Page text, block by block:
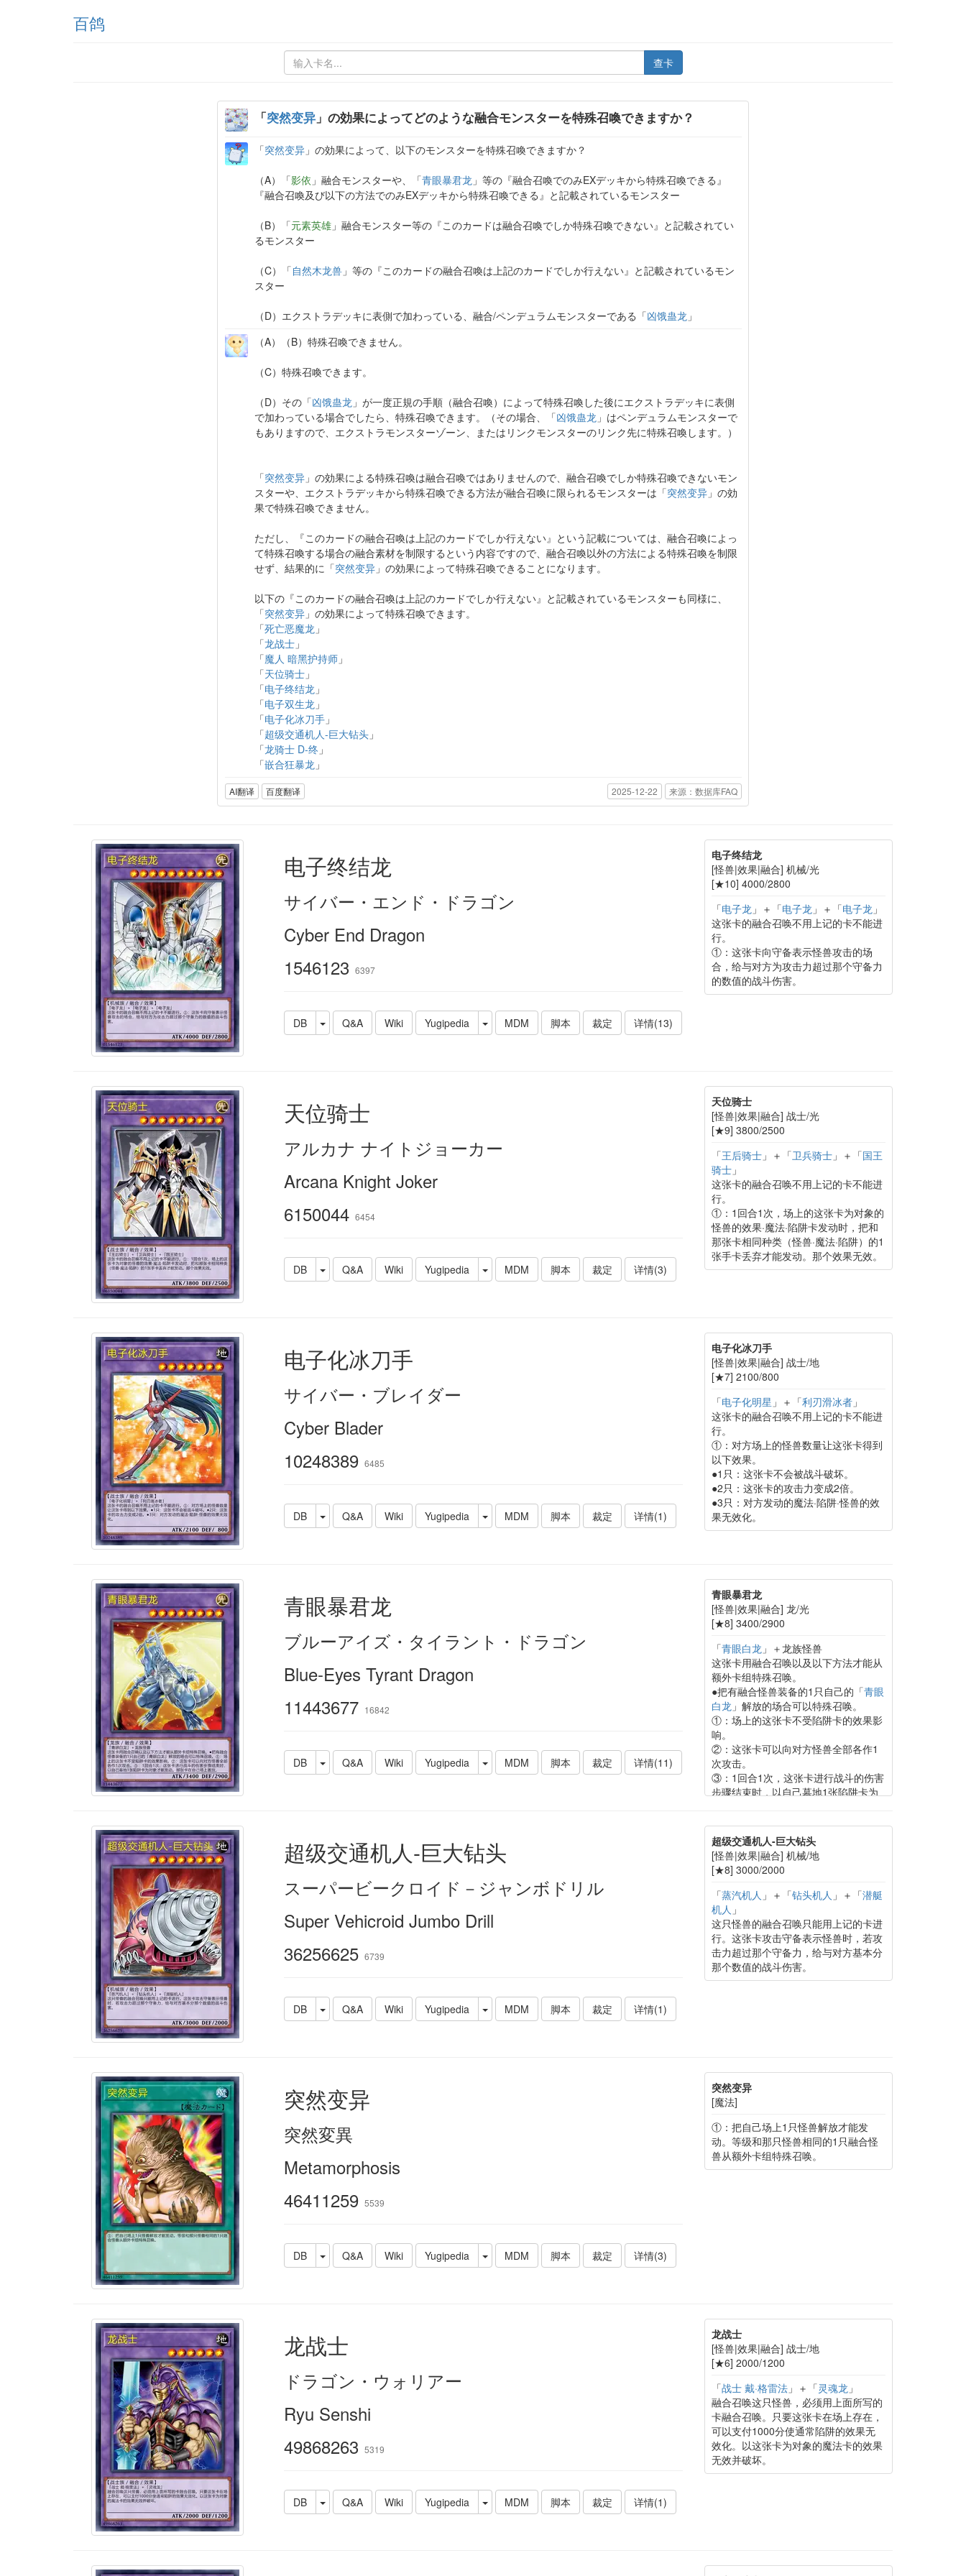
百鸽
查卡
「突然变异 」の効果によってどのような融合モンスターを特殊召喚できますか？
「突然变异 」の効果によって、以下のモンスターを特殊召喚できますか？
（A）「影依 」融合モンスターや、「青眼暴君龙 」等の『融合召喚でのみEXデッキから特殊召喚できる』
『融合召喚及び以下の方法でのみEXデッキから特殊召喚できる』と記載されているモンスター
（B）「元素英雄 」融合モンスター等の『このカードは融合召喚でしか特殊召喚できない』と記載されてい
るモンスター
（C）「自然木龙兽 」等の『このカードの融合召喚は上記のカードでしか行えない』と記載されているモン
スター
（D）エクストラデッキに表側で加わっている、融合/ペンデュラムモンスターである「凶饿蛊龙 」
（A）（B）特殊召喚できません。
（C）特殊召喚できます。
（D）その「凶饿蛊龙 」が一度正規の手順（融合召喚）によって特殊召喚した後にエクストラデッキに表側
で加わっている場合でしたら、特殊召喚できます。（その場合、「凶饿蛊龙 」はペンデュラムモンスターで
もありますので、エクストラモンスターゾーン、またはリンクモンスターのリンク先に特殊召喚します。）
「突然变异 」の効果による特殊召喚は融合召喚ではありませんので、融合召喚でしか特殊召喚できないモン
スターや、エクストラデッキから特殊召喚できる方法が融合召喚に限られるモンスターは「突然变异 」の効
果で特殊召喚できません。
ただし、『このカードの融合召喚は上記のカードでしか行えない』という記載については、融合召喚によっ
て特殊召喚する場合の融合素材を制限するという内容ですので、融合召喚以外の方法による特殊召喚を制限
せず、結果的に「突然变异 」の効果によって特殊召喚できることになります。
以下の『このカードの融合召喚は上記のカードでしか行えない』と記載されているモンスターも同様に、
「突然变异 」の効果によって特殊召喚できます。
「死亡恶魔龙 」
「龙战士 」
「魔人 暗黑护持师 」
「天位骑士 」
「电子终结龙 」
「电子双生龙 」
「电子化冰刀手 」
「超级交通机人-巨大钻头 」
「龙骑士 D-终 」
「嵌合狂暴龙 」
AI翻译 百度翻译 2025-12-22 来源：数据库FAQ
电子终结龙
サイバー・エンド・ドラゴン
Cyber End Dragon
1546123 6397
DB Q&A Wiki Yugipedia MDM 脚本 裁定 详情(13)
电子终结龙
[怪兽|效果|融合] 机械/光
[★10] 4000/2800
「电子龙 」＋「电子龙 」＋「电子龙 」
这张卡的融合召唤不用上记的卡不能进
行。
①：这张卡向守备表示怪兽攻击的场
合，给与对方为攻击力超过那个守备力
的数值的战斗伤害。
天位骑士
アルカナ ナイトジョーカー
Arcana Knight Joker
6150044 6454
DB Q&A Wiki Yugipedia MDM 脚本 裁定 详情(3)
天位骑士
[怪兽|效果|融合] 战士/光
[★9] 3800/2500
「王后骑士 」＋「卫兵骑士 」＋「国王
骑士 」
这张卡的融合召唤不用上记的卡不能进
行。
①：1回合1次，场上的这张卡为对象的
怪兽的效果·魔法·陷阱卡发动时，把和
那张卡相同种类（怪兽·魔法·陷阱）的1
张手卡丢弃才能发动。那个效果无效。
电子化冰刀手
サイバー・ブレイダー
Cyber Blader
10248389 6485
DB Q&A Wiki Yugipedia MDM 脚本 裁定 详情(1)
电子化冰刀手
[怪兽|效果|融合] 战士/地
[★7] 2100/800
「电子化明星 」＋「利刃滑冰者 」
这张卡的融合召唤不用上记的卡不能进
行。
①：对方场上的怪兽数量让这张卡得到
以下效果。
●1只：这张卡不会被战斗破坏。
●2只：这张卡的攻击力变成2倍。
●3只：对方发动的魔法·陷阱·怪兽的效
果无效化。
青眼暴君龙
ブルーアイズ・タイラント・ドラゴン
Blue-Eyes Tyrant Dragon
11443677 16842
DB Q&A Wiki Yugipedia MDM 脚本 裁定 详情(11)
青眼暴君龙
[怪兽|效果|融合] 龙/光
[★8] 3400/2900
「青眼白龙 」＋龙族怪兽
这张卡用融合召唤以及以下方法才能从
额外卡组特殊召唤。
●把有融合怪兽装备的1只自己的「青眼
白龙 」解放的场合可以特殊召唤。
①：场上的这张卡不受陷阱卡的效果影
响。
②：这张卡可以向对方怪兽全部各作1
次攻击。
③：1回合1次，这张卡进行战斗的伤害
步骤结束时，以自己墓地1张陷阱卡为
超级交通机人-巨大钻头
スーパービークロイド－ジャンボドリル
Super Vehicroid Jumbo Drill
36256625 6739
DB Q&A Wiki Yugipedia MDM 脚本 裁定 详情(1)
超级交通机人-巨大钻头
[怪兽|效果|融合] 机械/地
[★8] 3000/2000
「蒸汽机人 」＋「钻头机人 」＋「潜艇
机人 」
这只怪兽的融合召唤只能用上记的卡进
行。这张卡攻击守备表示怪兽时，若攻
击力超过那个守备力，给与对方基本分
那个数值的战斗伤害。
突然变异
突然変異
Metamorphosis
46411259 5539
DB Q&A Wiki Yugipedia MDM 脚本 裁定 详情(3)
突然变异
[魔法]
①：把自己场上1只怪兽解放才能发
动。等级和那只怪兽相同的1只融合怪
兽从额外卡组特殊召唤。
龙战士
ドラゴン・ウォリアー
Ryu Senshi
49868263 5319
DB Q&A Wiki Yugipedia MDM 脚本 裁定 详情(1)
龙战士
[怪兽|效果|融合] 战士/地
[★6] 2000/1200
「战士 戴·格雷法 」＋「灵魂龙 」
融合召唤这只怪兽，必须用上面所写的
卡融合召唤。只要这张卡在场上存在，
可以支付1000分使通常陷阱的效果无
效化。以这张卡为对象的魔法卡的效果
无效并破坏。